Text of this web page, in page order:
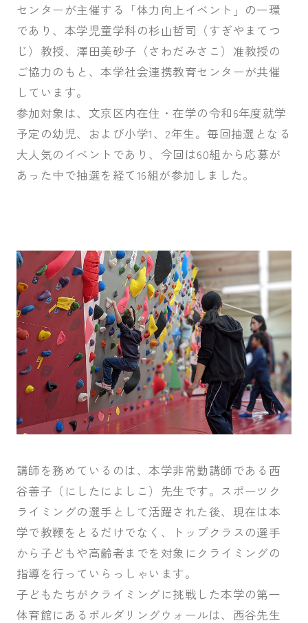
研究
通信教育・生涯学習
受験生の皆さま
保護者等の皆さま
学校法人日本女子大学
附属豊明幼稚園
附属豊明小学校
附属中学校
附属高等学校
日本女子大学通信教育課程
附属機関等
センターが主催する「体力向上イベント」の一環
であり、本学児童学科の杉山哲司（すぎやまてつ
じ）教授、澤田美砂子（さわだみさこ）准教授の
ご協力のもと、本学社会連携教育センターが共催
しています。
参加対象は、文京区内在住・在学の令和6年度就学
予定の幼児、および小学1、2年生。毎回抽選となる
大人気のイベントであり、今回は60組から応募が
あった中で抽選を経て16組が参加しました。
講師を務めているのは、本学非常勤講師である西
谷善子（にしたによしこ）先生です。スポーツク
ライミングの選手として活躍された後、現在は本
学で教鞭をとるだけでなく、トップクラスの選手
から子どもや高齢者までを対象にクライミングの
指導を行っていらっしゃいます。
子どもたちがクライミングに挑戦した本学の第一
体育館にあるボルダリングウォールは、西谷先生